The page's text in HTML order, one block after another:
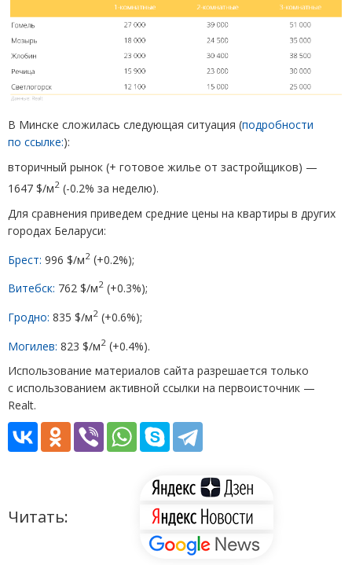
В Минске сложилась следующая ситуация (подробности
по ссылке:):
вторичный рынок (+ готовое жилье от застройщиков) —
1647 $/м2 (-0.2% за неделю).
Для сравнения приведем средние цены на квартиры в других
городах Беларуси:
Брест: 996 $/м2 (+0.2%);
Витебск: 762 $/м2 (+0.3%);
Гродно: 835 $/м2 (+0.6%);
Могилев: 823 $/м2 (+0.4%).
Использование материалов сайта разрешается только
с использованием активной ссылки на первоисточник —
Realt.
Читать: